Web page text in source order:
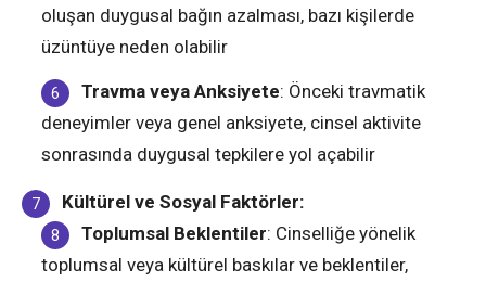
oluşan duygusal bağın azalması, bazı kişilerde
üzüntüye neden olabilir​
Travma veya Anksiyete: Önceki travmatik
deneyimler veya genel anksiyete, cinsel aktivite
sonrasında duygusal tepkilere yol açabilir​
Kültürel ve Sosyal Faktörler:
Toplumsal Beklentiler: Cinselliğe yönelik
toplumsal veya kültürel baskılar ve beklentiler,